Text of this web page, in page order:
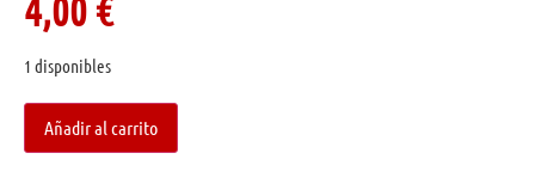
4,00€
1 disponibles
Añadir al carrito